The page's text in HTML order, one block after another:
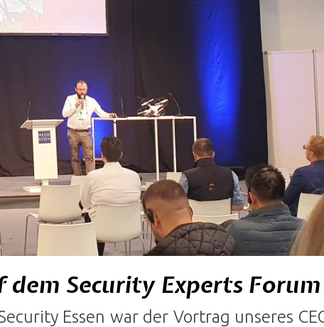
dem Security Experts Forum
Essen war der Vortrag unseres